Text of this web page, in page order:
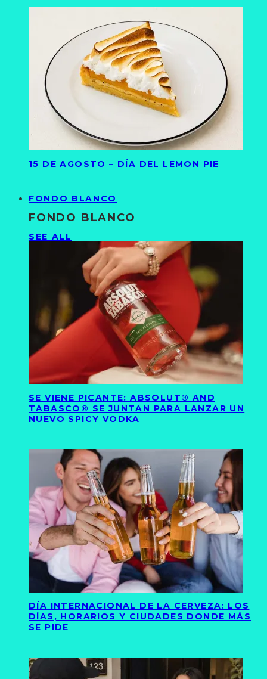
15 DE AGOSTO – DÍA DEL LEMON PIE
FONDO BLANCO
FONDO BLANCO
SEE ALL
SE VIENE PICANTE: ABSOLUT® AND
TABASCO® SE JUNTAN PARA LANZAR UN
NUEVO SPICY VODKA
DÍA INTERNACIONAL DE LA CERVEZA: LOS
DÍAS, HORARIOS Y CIUDADES DONDE MÁS
SE PIDE